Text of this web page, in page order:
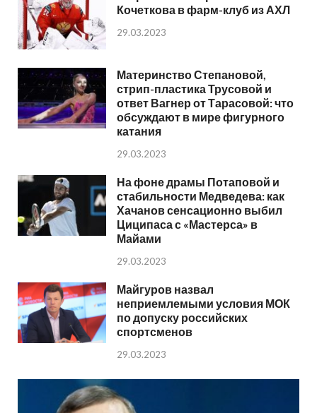
Кочеткова в фарм-клуб из АХЛ
29.03.2023
Материнство Степановой,
стрип-пластика Трусовой и
ответ Вагнер от Тарасовой: что
обсуждают в мире фигурного
катания
29.03.2023
На фоне драмы Потаповой и
стабильности Медведева: как
Хачанов сенсационно выбил
Циципаса с «Мастерса» в
Майами
29.03.2023
Майгуров назвал
неприемлемыми условия МОК
по допуску российских
спортсменов
29.03.2023